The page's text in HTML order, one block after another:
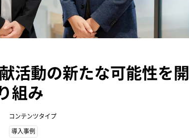
活動の新たな可能性を開
組み
コンテンツタイプ
導入事例